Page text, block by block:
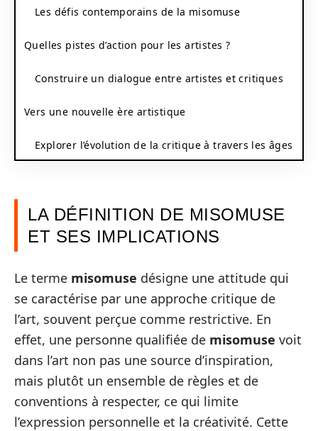
Les défis contemporains de la misomuse
Quelles pistes d’action pour les artistes ?
Construire un dialogue entre artistes et critiques
Vers une nouvelle ère artistique
Explorer l’évolution de la critique à travers les âges
LA DÉFINITION DE MISOMUSE
ET SES IMPLICATIONS
Le terme misomuse désigne une attitude qui
se caractérise par une approche critique de
l’art, souvent perçue comme restrictive. En
effet, une personne qualifiée de misomuse voit
dans l’art non pas une source d’inspiration,
mais plutôt un ensemble de règles et de
conventions à respecter, ce qui limite
l’expression personnelle et la créativité. Cette